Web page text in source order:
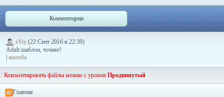
Комментарии
sViy (22 Сент 2016 в 22:39)
Adult шаблон, точнее!
| жалоба
Комментировать файлы можно с уровня Продвинутый
Главная